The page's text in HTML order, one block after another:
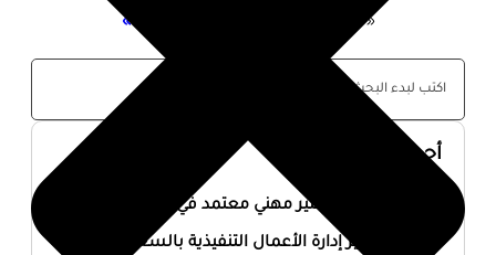
« السابق التالي »
أحدث المقالات
أفضل ماجستير مهني معتمد في السعودية 2026
ماجستير إدارة الأعمال التنفيذية بالسعودية 2026